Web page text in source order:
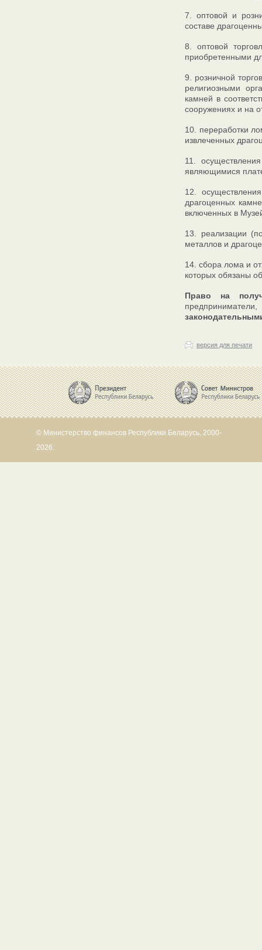
7. оптовой и
составе
8. оптовой
приобретенными
9. розничной
религиозными
камней в
сооружениях и на
10. переработки
извлеченных
11.
являющимися
12.
драгоценных
включенных в
13. реализации
металлов и
14. сбора лома и
которых обязаны
Право на
версия для печати
© Министерство финансов Республики Беларусь, 2000-
2026.